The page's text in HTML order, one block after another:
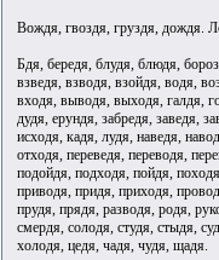
Вождя, гвоздя, груздя, дождя.
Бдя, бередя, блудя, блюдя,
взведя, взводя, взойдя, водя,
входя, выводя, выходя, галдя,
дудя, ерундя, забредя, заведя,
исходя, кадя, лудя, наведя,
отходя, переведя, переводя,
подойдя, подходя, пойдя,
приводя, придя, приходя,
прудя, прядя, разводя, родя,
смердя, солодя, студя, стыдя,
холодя, цедя, чадя, чудя, щадя.